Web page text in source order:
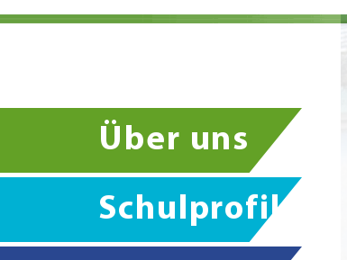
Über uns
Schulprofil